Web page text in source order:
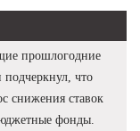
прошлогодние
подчеркнул, что
снижения ставок
фонды.